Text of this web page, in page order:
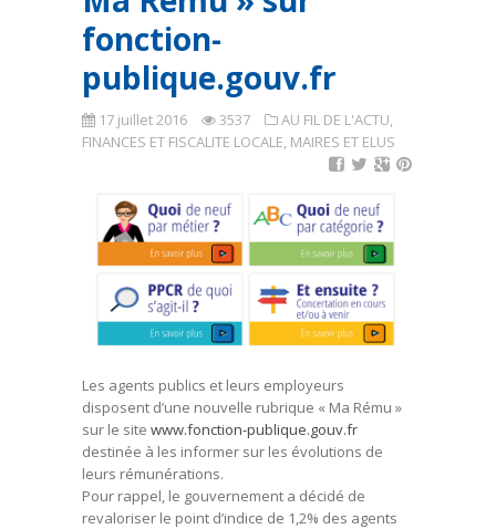
fonction-
publique.gouv.fr
17 juillet 2016 3537 AU FIL DE L'ACTU,
FINANCES ET FISCALITE LOCALE, MAIRES ET ELUS
Les agents publics et leurs employeurs
disposent d’une nouvelle rubrique « Ma Rému »
sur le site www.fonction-publique.gouv.fr
destinée à les informer sur les évolutions de
leurs rémunérations.
Pour rappel, le gouvernement a décidé de
revaloriser le point d’indice de 1,2% des agents